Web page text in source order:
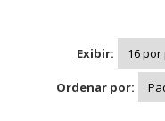
Exibir:
Ordenar por: